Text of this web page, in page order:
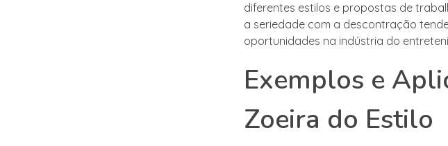
diferentes estilos e propostas de
a seriedade com a descontração
oportunidades na indústria do
Exemplos e
Zoeira do Estilo